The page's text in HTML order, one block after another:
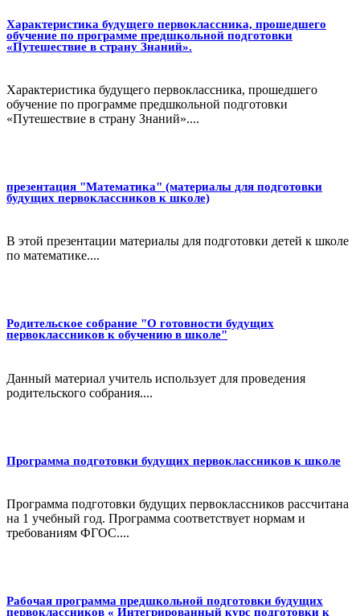
Характеристика будущего первоклассника, прошедшего
обучение по программе предшкольной подготовки
«Путешествие в страну Знаний».
Характеристика будущего первоклассника, прошедшего
обучение по программе предшкольной подготовки
«Путешествие в страну Знаний»....
презентация "Математика" (материалы для подготовки
будущих первоклассников к школе)
В этой презентации материалы для подготовки детей к школе
по математике....
Родительское собрание "О готовности будущих
первоклассников к обучению в школе"
Данный материал учитель использует для проведения
родительского собрания....
Программа подготовки будущих первоклассников к школе
Программа подготовки будущих первоклассников рассчитана
на 1 учебный год. Программа соответствует нормам и
требованиям ФГОС....
Рабочая программа предшкольной подготовки будущих
первоклассников « Интегрированный курс подготовки к